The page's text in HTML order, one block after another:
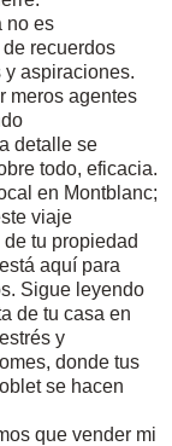
no es
recuerdos
y aspiraciones.
meros agentes
detalle se
todo, eficacia.
en Montblanc;
viaje
tu propiedad
aquí para
Sigue leyendo
de tu casa en
y
donde tus
se hacen
que vender mi